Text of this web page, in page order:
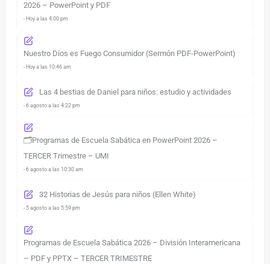
2026 – PowerPoint y PDF
- Hoy a las 4:00 pm
Nuestro Dios es Fuego Consumidor (Sermón PDF-PowerPoint)
- Hoy a las 10:46 am
Las 4 bestias de Daniel para niños: estudio y actividades
- 6 agosto a las 4:22 pm
🗂️Programas de Escuela Sabática en PowerPoint 2026 –
TERCER Trimestre – UMI
- 6 agosto a las 10:30 am
32 Historias de Jesús para niños (Ellen White)
- 5 agosto a las 5:59 pm
Programas de Escuela Sabática 2026 – División Interamericana
– PDF y PPTX – TERCER TRIMESTRE